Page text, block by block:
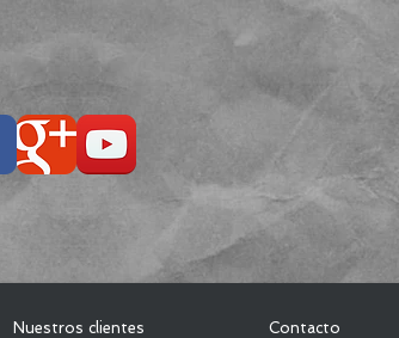
Nuestros clientes Contacto